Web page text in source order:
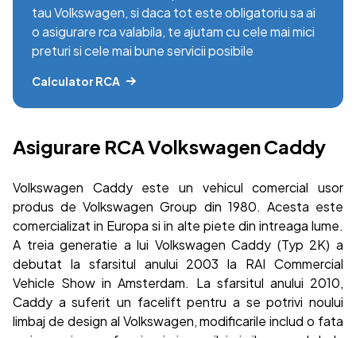
tau Volkswagen, si daca tot este obligatoriu sa ai
o asigurare rca valabila, te ajutam cu cele mai mici
preturi si cele mai bune servicii posibile
Calculator RCA
Asigurare RCA Volkswagen Caddy
Volkswagen Caddy este un vehicul comercial usor
produs de Volkswagen Group din 1980. Acesta este
comercializat in Europa si in alte piete din intreaga lume.
A treia generatie a lui Volkswagen Caddy (Typ 2K) a
debutat la sfarsitul anului 2003 la RAI Commercial
Vehicle Show in Amsterdam. La sfarsitul anului 2010,
Caddy a suferit un facelift pentru a se potrivi noului
limbaj de design al Volkswagen, modificarile includ o fata